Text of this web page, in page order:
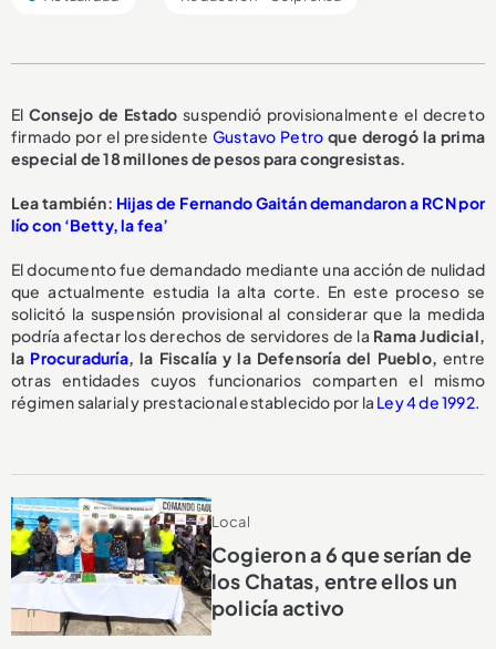
ElConsejo de Estado suspendió provisionalmente el decreto
firmado por el presidente Gustavo Petro que derogó la prima
especial de 18 millones de pesos para congresistas.
Lea también: Hijas de Fernando Gaitán demandaron a RCN por
lío con ‘Betty, la fea’
El documento fue demandado mediante una acción de nulidad
que actualmente estudia la alta corte. En este proceso se
solicitó la suspensión provisional al considerar que la medida
podría afectar los derechos de servidores de la Rama Judicial,
la Procuraduría, la Fiscalía y la Defensoría del Pueblo, entre
otras entidades cuyos funcionarios comparten el mismo
régimen salarial y prestacional establecido por la Ley 4 de 1992.
Local
Cogieron a 6 que serían de
los Chatas, entre ellos un
policía activo